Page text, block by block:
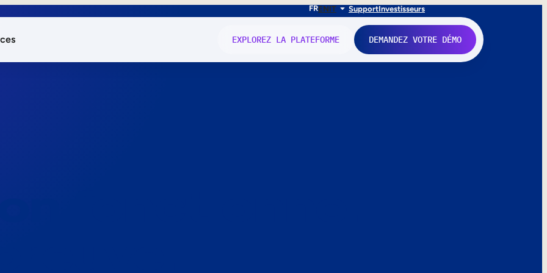
FRENIT SupportInvestisseurs
EXPLOREZ LA PLATEFORME DEMANDEZ VOTRE DÉMO